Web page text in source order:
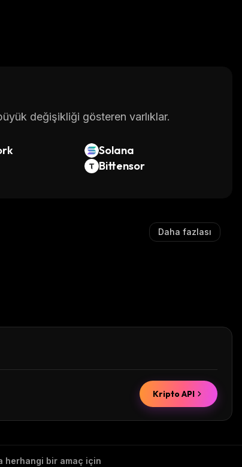
değişikliği gösteren varlıklar.
Solana
Bittensor
Daha fazlası
Kripto API
herhangi bir amaç için